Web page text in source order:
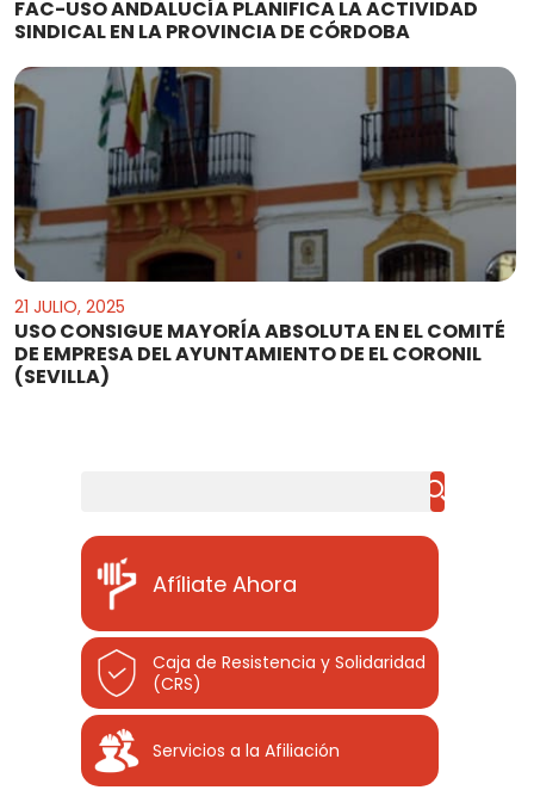
FAC-USO ANDALUCÍA PLANIFICA LA ACTIVIDAD
SINDICAL EN LA PROVINCIA DE CÓRDOBA
21 JULIO, 2025
USO CONSIGUE MAYORĺA ABSOLUTA EN EL COMITÉ
DE EMPRESA DEL AYUNTAMIENTO DE EL CORONIL
(SEVILLA)
Afíliate Ahora
Caja de Resistencia y Solidaridad
(CRS)
Servicios a la Afiliación